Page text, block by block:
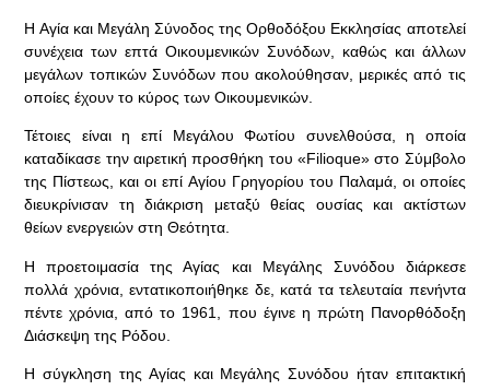
Η Αγία και Μεγάλη Σύνοδος της Ορθοδόξου Εκκλησίας αποτελεί
συνέχεια των επτά Οικουμενικών Συνόδων, καθώς και άλλων
μεγάλων τοπικών Συνόδων που ακολούθησαν, μερικές από τις
οποίες έχουν το κύρος των Οικουμενικών.
Τέτοιες είναι η επί Μεγάλου Φωτίου συνελθούσα, η οποία
καταδίκασε την αιρετική προσθήκη του «Filioque» στο Σύμβολο
της Πίστεως, και οι επί Αγίου Γρηγορίου του Παλαμά, οι οποίες
διευκρίνισαν τη διάκριση μεταξύ θείας ουσίας και ακτίστων
θείων ενεργειών στη Θεότητα.
Η προετοιμασία της Αγίας και Μεγάλης Συνόδου διάρκεσε
πολλά χρόνια, εντατικοποιήθηκε δε, κατά τα τελευταία πενήντα
πέντε χρόνια, από το 1961, που έγινε η πρώτη Πανορθόδοξη
Διάσκεψη της Ρόδου.
Η σύγκληση της Αγίας και Μεγάλης Συνόδου ήταν επιτακτική